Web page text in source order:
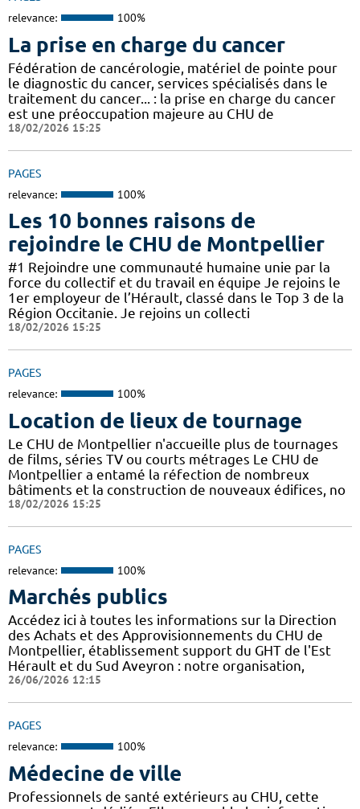
relevance: 100%
La prise en charge du cancer
Fédération de cancérologie, matériel de pointe pour
le diagnostic du cancer, services spécialisés dans le
traitement du cancer... : la prise en charge du cancer
est une préoccupation majeure au CHU de
18/02/2026 15:25
PAGES
relevance: 100%
Les 10 bonnes raisons de
rejoindre le CHU de Montpellier
#1 Rejoindre une communauté humaine unie par la
force du collectif et du travail en équipe Je rejoins le
1er employeur de l’Hérault, classé dans le Top 3 de la
Région Occitanie. Je rejoins un collecti
18/02/2026 15:25
PAGES
relevance: 100%
Location de lieux de tournage
Le CHU de Montpellier n'accueille plus de tournages
de films, séries TV ou courts métrages Le CHU de
Montpellier a entamé la réfection de nombreux
bâtiments et la construction de nouveaux édifices, no
18/02/2026 15:25
PAGES
relevance: 100%
Marchés publics
Accédez ici à toutes les informations sur la Direction
des Achats et des Approvisionnements du CHU de
Montpellier, établissement support du GHT de l'Est
Hérault et du Sud Aveyron : notre organisation,
26/06/2026 12:15
PAGES
relevance: 100%
Médecine de ville
Professionnels de santé extérieurs au CHU, cette